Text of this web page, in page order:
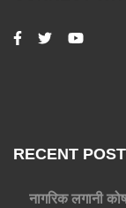
RECENT
नागरिक लगानी